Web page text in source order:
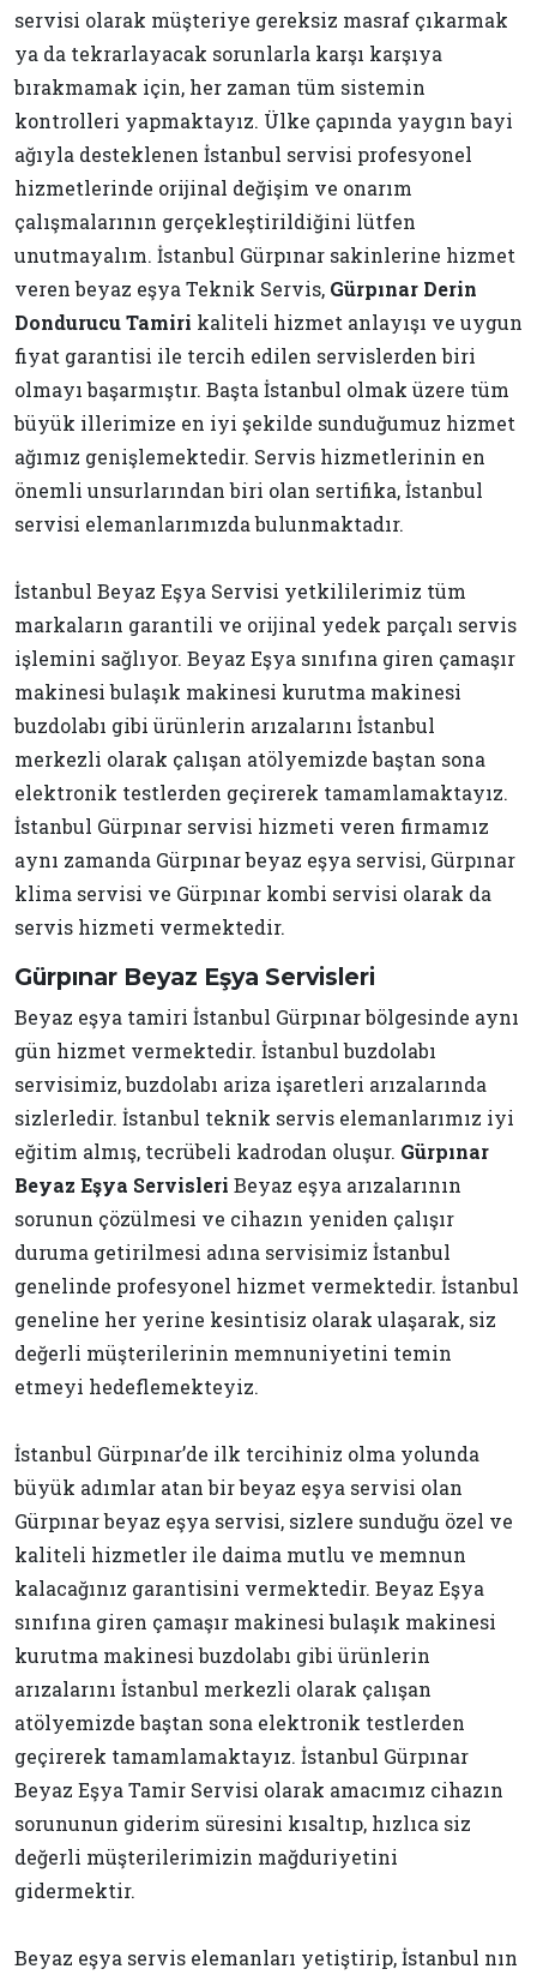
servisi olarak müşteriye gereksiz masraf çıkarmak
ya da tekrarlayacak sorunlarla karşı karşıya
bırakmamak için, her zaman tüm sistemin
kontrolleri yapmaktayız. Ülke çapında yaygın bayi
ağıyla desteklenen İstanbul servisi profesyonel
hizmetlerinde orijinal değişim ve onarım
çalışmalarının gerçekleştirildiğini lütfen
unutmayalım. İstanbul Gürpınar sakinlerine hizmet
veren beyaz eşya Teknik Servis, Gürpınar Derin
Dondurucu Tamiri kaliteli hizmet anlayışı ve uygun
fiyat garantisi ile tercih edilen servislerden biri
olmayı başarmıştır. Başta İstanbul olmak üzere tüm
büyük illerimize en iyi şekilde sunduğumuz hizmet
ağımız genişlemektedir. Servis hizmetlerinin en
önemli unsurlarından biri olan sertifika, İstanbul
servisi elemanlarımızda bulunmaktadır.
İstanbul Beyaz Eşya Servisi yetkililerimiz tüm
markaların garantili ve orijinal yedek parçalı servis
işlemini sağlıyor. Beyaz Eşya sınıfına giren çamaşır
makinesi bulaşık makinesi kurutma makinesi
buzdolabı gibi ürünlerin arızalarını İstanbul
merkezli olarak çalışan atölyemizde baştan sona
elektronik testlerden geçirerek tamamlamaktayız.
İstanbul Gürpınar servisi hizmeti veren firmamız
aynı zamanda Gürpınar beyaz eşya servisi, Gürpınar
klima servisi ve Gürpınar kombi servisi olarak da
servis hizmeti vermektedir.
Gürpınar Beyaz Eşya Servisleri
Beyaz eşya tamiri İstanbul Gürpınar bölgesinde aynı
gün hizmet vermektedir. İstanbul buzdolabı
servisimiz, buzdolabı ariza işaretleri arızalarında
sizlerledir. İstanbul teknik servis elemanlarımız iyi
eğitim almış, tecrübeli kadrodan oluşur. Gürpınar
Beyaz Eşya Servisleri Beyaz eşya arızalarının
sorunun çözülmesi ve cihazın yeniden çalışır
duruma getirilmesi adına servisimiz İstanbul
genelinde profesyonel hizmet vermektedir. İstanbul
geneline her yerine kesintisiz olarak ulaşarak, siz
değerli müşterilerinin memnuniyetini temin
etmeyi hedeflemekteyiz.
İstanbul Gürpınar’de ilk tercihiniz olma yolunda
büyük adımlar atan bir beyaz eşya servisi olan
Gürpınar beyaz eşya servisi, sizlere sunduğu özel ve
kaliteli hizmetler ile daima mutlu ve memnun
kalacağınız garantisini vermektedir. Beyaz Eşya
sınıfına giren çamaşır makinesi bulaşık makinesi
kurutma makinesi buzdolabı gibi ürünlerin
arızalarını İstanbul merkezli olarak çalışan
atölyemizde baştan sona elektronik testlerden
geçirerek tamamlamaktayız. İstanbul Gürpınar
Beyaz Eşya Tamir Servisi olarak amacımız cihazın
sorununun giderim süresini kısaltıp, hızlıca siz
değerli müşterilerimizin mağduriyetini
gidermektir.
Beyaz eşya servis elemanları yetiştirip, İstanbul nın